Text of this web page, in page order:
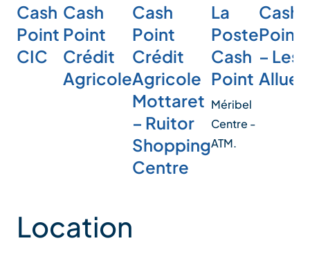
Cash
Point
CIC
Cash
Point
Crédit
Agricole
Cash
Point
Crédit
Agricole
Mottaret
– Ruitor
Shopping
Centre
La
Poste
Cash
Point
Méribel
Centre -
ATM.
Cash
Point
– Les
Allues
Location